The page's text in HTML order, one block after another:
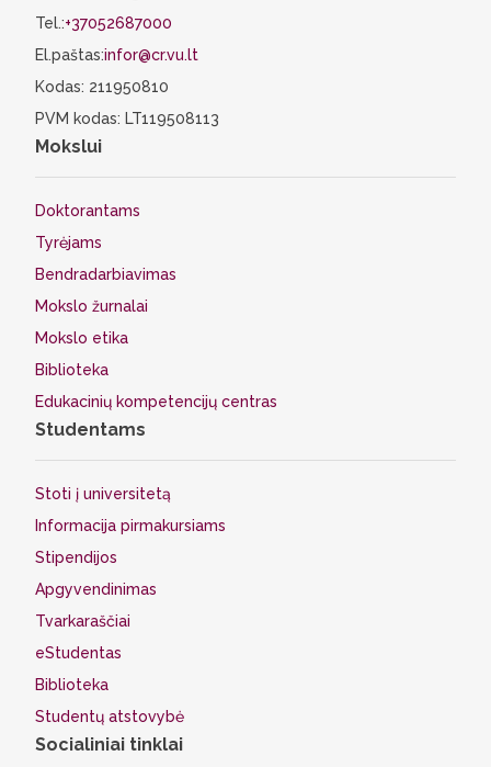
Tel.:+37052687000
El.paštas:infor@cr.vu.lt
Kodas: 211950810
PVM kodas: LT119508113
Mokslui
Doktorantams
Tyrėjams
Bendradarbiavimas
Mokslo žurnalai
Mokslo etika
Biblioteka
Edukacinių kompetencijų centras
Studentams
Stoti į universitetą
Informacija pirmakursiams
Stipendijos
Apgyvendinimas
Tvarkaraščiai
eStudentas
Biblioteka
Studentų atstovybė
Socialiniai tinklai